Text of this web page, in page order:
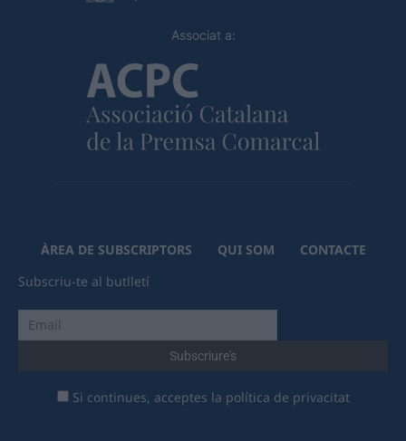
Associat a:
ÀREA DE SUBSCRIPTORS QUI SOM
CONTACTE
Subscriu-te al butlletí
Si continues, acceptes la política de privacitat